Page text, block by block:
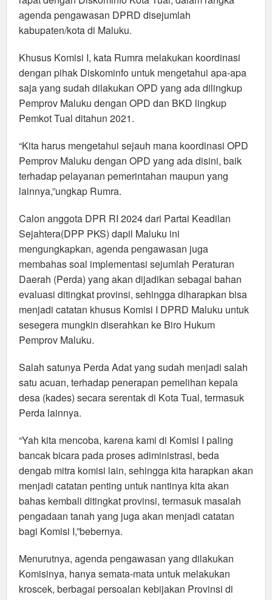
agenda pengawasan DPRD disejumlah
kabupaten/kota di Maluku.
Khusus Komisi I, kata Rumra melakukan koordinasi
dengan pihak Diskominfo untuk mengetahui apa-apa
saja yang sudah dilakukan OPD yang ada dilingkup
Pemprov Maluku dengan OPD dan BKD lingkup
Pemkot Tual ditahun 2021.
“Kita harus mengetahui sejauh mana koordinasi OPD
Pemprov Maluku dengan OPD yang ada disini, baik
terhadap pelayanan pemerintahan maupun yang
lainnya,”ungkap Rumra.
Calon anggota DPR RI 2024 dari Partai Keadilan
Sejahtera(DPP PKS) dapil Maluku ini
mengungkapkan, agenda pengawasan juga
membahas soal implementasi sejumlah Peraturan
Daerah (Perda) yang akan dijadikan sebagai bahan
evaluasi ditingkat provinsi, sehingga diharapkan bisa
menjadi catatan khusus Komisi I DPRD Maluku untuk
sesegera mungkin diserahkan ke Biro Hukum
Pemprov Maluku.
Salah satunya Perda Adat yang sudah menjadi salah
satu acuan, terhadap penerapan pemelihan kepala
desa (kades) secara serentak di Kota Tual, termasuk
Perda lainnya.
“Yah kita mencoba, karena kami di Komisi I paling
bancak bicara pada proses adiministrasi, beda
dengab mitra komisi lain, sehingga kita harapkan akan
menjadi catatan penting untuk nantinya kita akan
bahas kembali ditingkat provinsi, termasuk masalah
pengadaan tanah yang juga akan menjadi catatan
bagi Komisi I,”bebernya.
Menurutnya, agenda pengawasan yang dilakukan
Komisinya, hanya semata-mata untuk melakukan
kroscek, berbagai persoalan kebijakan Provinsi di